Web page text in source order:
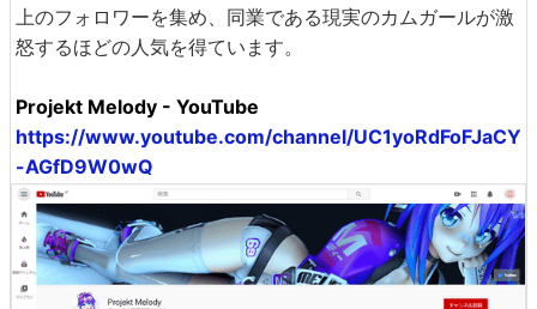
上のフォロワーを集め、同業である現実のカムガールが激
怒するほどの人気を得ています。
Projekt Melody - YouTube
https://www.youtube.com/channel/UC1yoRdFoFJaCY
-AGfD9W0wQ